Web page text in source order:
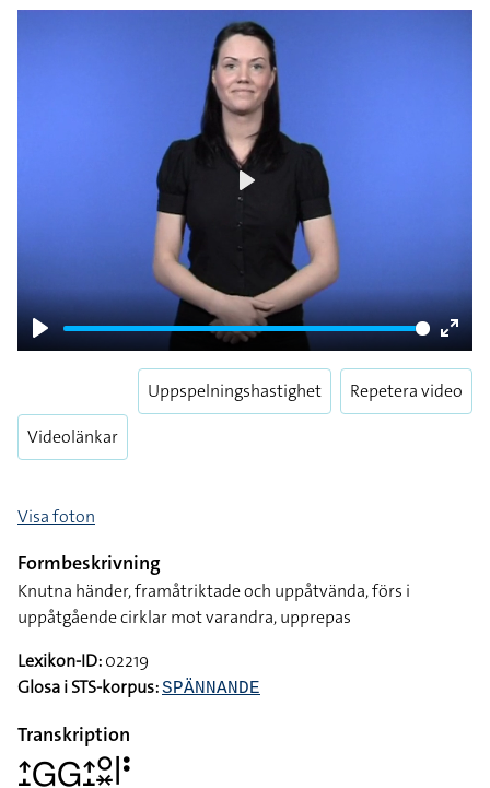
Play
Enter
Videolänkar
Uppspelningshastighet Repetera video
Visa foton
Formbeskrivning
Knutna händer, framåtriktade och uppåtvända, förs i
uppåtgående cirklar mot varandra, upprepas
Lexikon-ID:02219
Glosa i STS-korpus:SPÄNNANDE
Transkription
􌤴􌤸􌤦􌤦􌤴􌤸􌥰􌦂􌥼􌥻